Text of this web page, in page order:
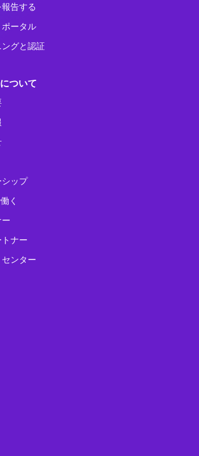
告する
ータル
ングと認証
ついて
シップ
く
ナー
センター